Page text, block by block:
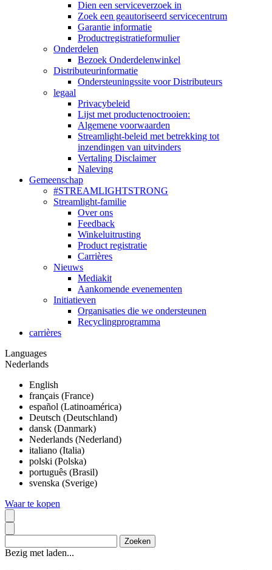
Dien een serviceverzoek in
Zoek een geautoriseerd servicecentrum
Garantie informatie
Productregistratieformulier
Onderdelen
Bezoek Onderdelenwinkel
Distributeurinformatie
Ondersteuningssite voor Distributeurs
legaal
Privacybeleid
Lijst met productenoctrooien:
Algemene voorwaarden
Streamlight-beleid met betrekking tot
inzendingen van uitvinders
Vertaling Disclaimer
Naleving
Gemeenschap
#STREAMLIGHTSTRONG
Streamlight-familie
Over ons
Feedback
Winkeluitrusting
Product registratie
Carrières
Nieuws
Mediakit
Aankomende evenementen
Initiatieven
Organisaties die we ondersteunen
Recyclingprogramma
carrières
Languages
Nederlands
English
français (France)
español (Latinoamérica)
Deutsch (Deutschland)
dansk (Danmark)
Nederlands (Nederland)
italiano (Italia)
polski (Polska)
português (Brasil)
svenska (Sverige)
Waar te kopen
Bezig met laden...